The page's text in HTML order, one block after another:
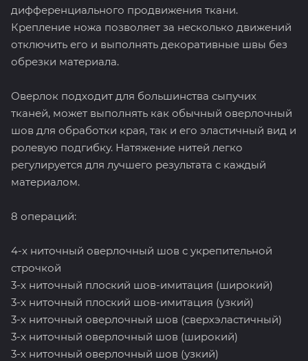
дифференциального продвижения ткани.
Крепление ножа позволяет за несколько движений
отключить его и выполнять декоративные швы без
обрезки материала.
Оверлок подходит для большинства сыпучих
тканей, может выполнять как обычный оверлочный
шов для обработки края, так и его эластичный вид и
ролевую подгибку. Натяжение нитей легко
регулируется для лучшего результата с каждый
материалом.
8 операций:
4-х ниточный оверлочный шов с укрепительной
строчкой
3-х ниточный плоский шов-имитация (широкий)
3-х ниточный плоский шов-имитация (узкий)
3-х ниточный оверлочный шов (сверхэластичный)
3-х ниточный оверлочный шов (широкий)
3-х ниточный оверлочный шов (узкий)